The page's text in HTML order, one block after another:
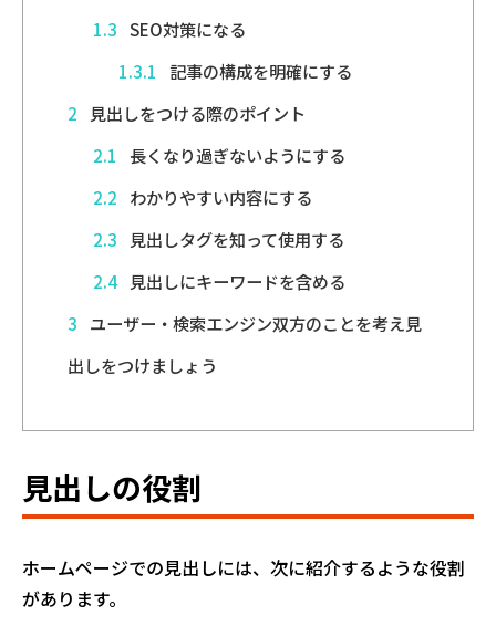
1.3 SEO対策になる
1.3.1 記事の構成を明確にする
2
見出しをつける際のポイント
2.1
長くなり過ぎないようにする
2.2 わかりやすい内容にする
2.3
見出しタグを知って使用する
2.4
見出しにキーワードを含める
3 ユーザー・検索エンジン双方のことを考え見
出しをつけましょう
見出しの役割
ホームページでの見出しには、次に紹介するような役割
があります。